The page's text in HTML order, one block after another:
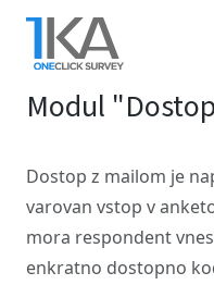
Skip
main
content
Modul
Dostop z mailom je
varovan vstop v
mora respondent
enkratno dostopno